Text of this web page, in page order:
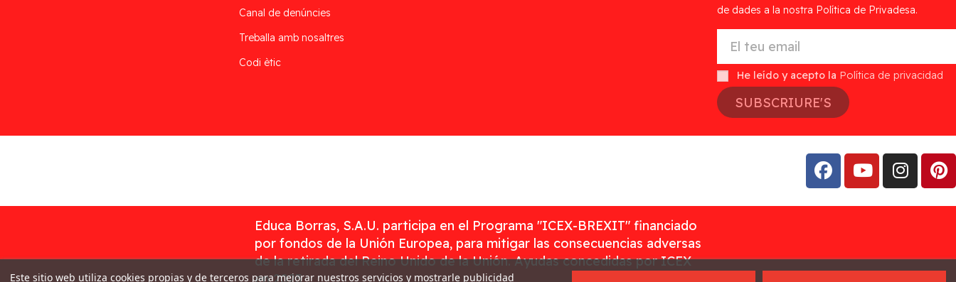
Canal de denúncies
Treballa amb nosaltres
Codi ètic
de dades a la nostra Política de Privadesa.
He leído y acepto la Política de privacidad
SUBSCRIURE'S
Educa Borras, S.A.U. participa en el Programa "ICEX-BREXIT" financiado
por fondos de la Unión Europea, para mitigar las consecuencias adversas
de la retirada del Reino Unido de la Unión. Ayudas concedidas por ICEX
Este sitio web utiliza cookies propias y de terceros para mejorar nuestros servicios y mostrarle publicidad